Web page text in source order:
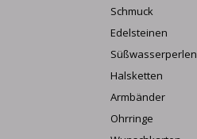
Schmuck
Edelsteinen
Süßwasserperlen
Halsketten
Armbänder
Ohrringe